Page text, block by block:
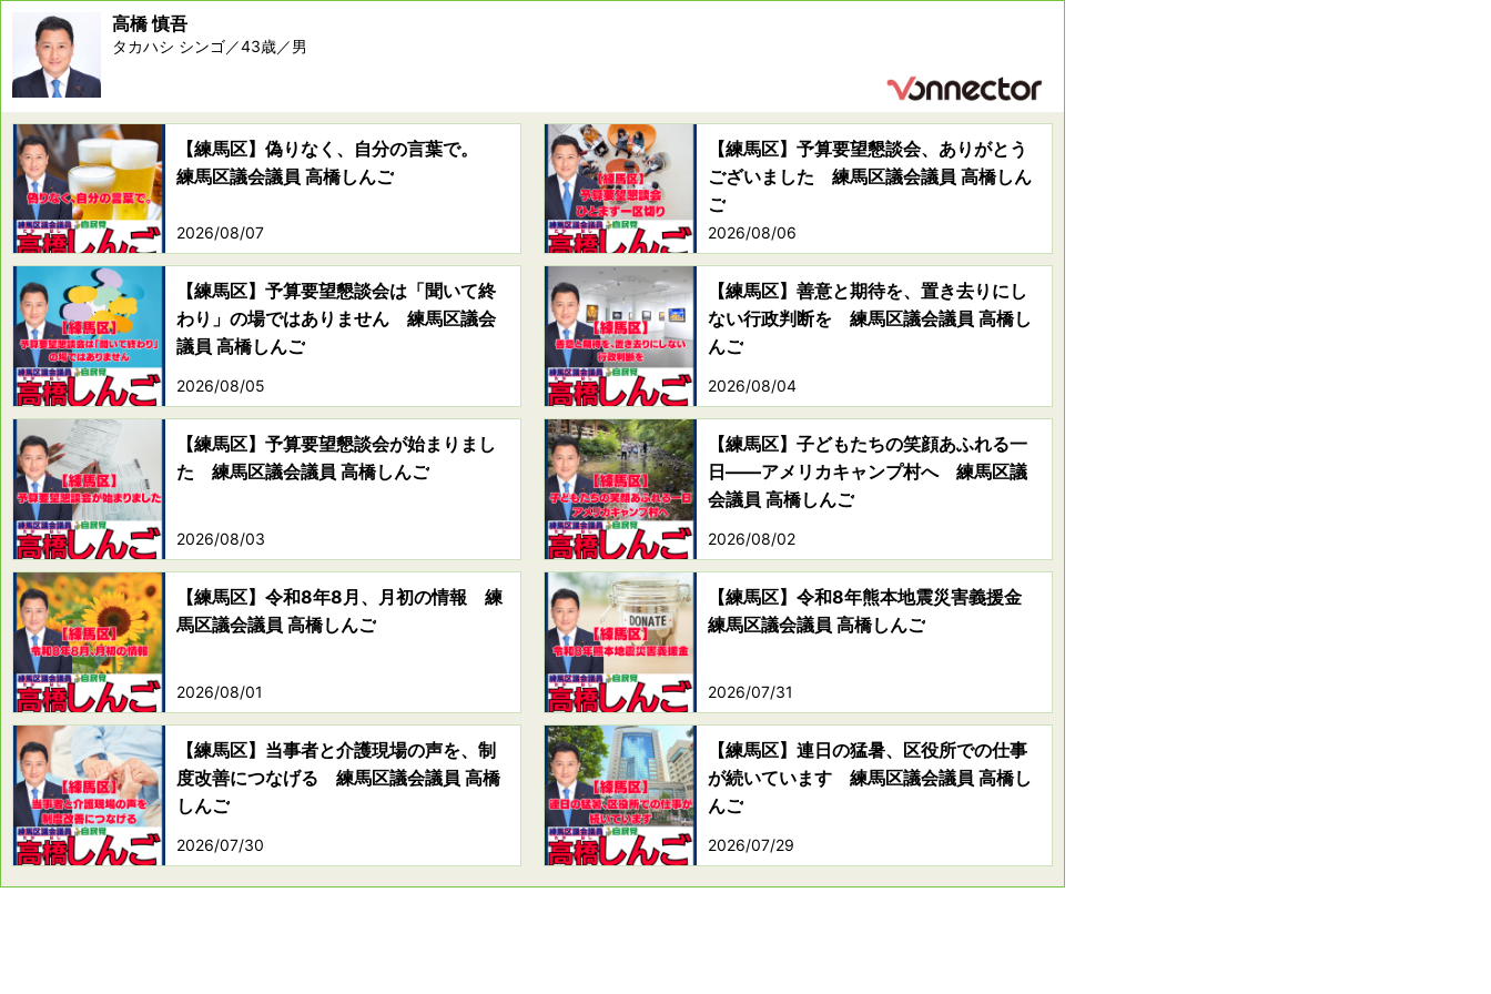
高橋 慎吾
タカハシ シンゴ／43歳／男
【練馬区】偽りなく、自分の言葉で。
練馬区議会議員 高橋しんご
2026/08/07
【練馬区】予算要望懇談会、ありがとう
ございました 練馬区議会議員 高橋しん
ご
2026/08/06
【練馬区】予算要望懇談会は「聞いて終
わり」の場ではありません 練馬区議会
議員 高橋しんご
2026/08/05
【練馬区】善意と期待を、置き去りにし
ない行政判断を 練馬区議会議員 高橋し
んご
2026/08/04
【練馬区】予算要望懇談会が始まりまし
た 練馬区議会議員 高橋しんご
2026/08/03
【練馬区】子どもたちの笑顔あふれる一
日――アメリカキャンプ村へ 練馬区議
会議員 高橋しんご
2026/08/02
【練馬区】令和8年8月、月初の情報 練
馬区議会議員 高橋しんご
2026/08/01
【練馬区】令和8年熊本地震災害義援金
練馬区議会議員 高橋しんご
2026/07/31
【練馬区】当事者と介護現場の声を、制
度改善につなげる 練馬区議会議員 高橋
しんご
2026/07/30
【練馬区】連日の猛暑、区役所での仕事
が続いています 練馬区議会議員 高橋し
んご
2026/07/29